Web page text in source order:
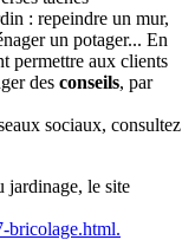
: repeindre un mur,
un potager... En
permettre aux clients
des conseils, par
sociaux, consultez
jardinage, le site
bricolage.html.